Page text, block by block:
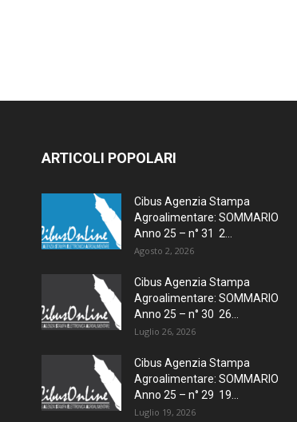
ARTICOLI POPOLARI
Cibus Agenzia Stampa
Agroalimentare: SOMMARIO
Anno 25 – n° 31 2...
Agosto 2, 2026
Cibus Agenzia Stampa
Agroalimentare: SOMMARIO
Anno 25 – n° 30 26...
Luglio 26, 2026
Cibus Agenzia Stampa
Agroalimentare: SOMMARIO
Anno 25 – n° 29 19...
Luglio 19, 2026